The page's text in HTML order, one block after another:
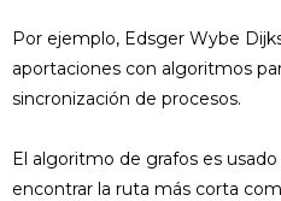
Por ejemplo, Edsger Wybe
aportaciones con algoritmos
sincronización de procesos.
El algoritmo de grafos es
encontrar la ruta más corta